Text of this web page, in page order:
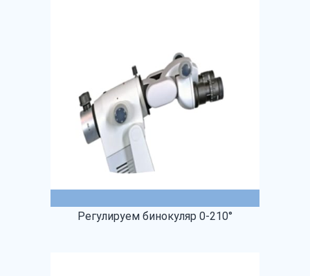
Регулируем бинокуляр 0-210°